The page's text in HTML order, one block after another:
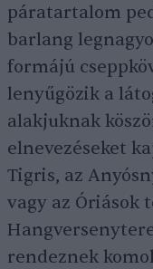
páratartalom
barlang
formájú
lenyűgözik a
alakjuknak
elnevezéseket
Tigris, az
vagy az Óriások
rendeznek